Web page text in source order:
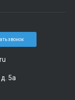
5а
звонок